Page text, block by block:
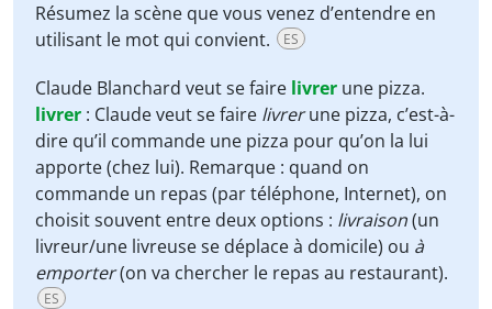
Résumez la scène que vous venez d’entendre en
utilisant le mot qui convient.
ES
Claude Blanchard veut se faire livrer une pizza.
livrer : Claude veut se faire livrerune pizza, c’est-à-
dire qu’il commande une pizza pour qu’on la lui
apporte (chez lui). Remarque : quand on
commande un repas (par téléphone, Internet), on
choisit souvent entre deux options : livraison(un
livreur/une livreuse se déplace à domicile) ou à
emporter(on va chercher le repas au restaurant).
ES